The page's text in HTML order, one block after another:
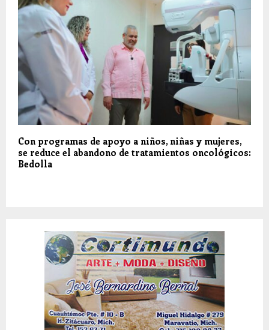
Con programas de apoyo a niños, niñas y mujeres,
se reduce el abandono de tratamientos oncológicos:
Bedolla